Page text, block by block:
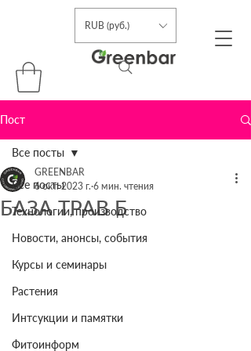
RUB (руб.)
Пост
Все посты
Технологии, производство
Новости, анонсы, события
Курсы и семинары
Растения
Интсукции и памятки
Фитоинформ
Все посты
БАЗА ТРАВ Б
GREENBAR
6 окт. 2023 г. 6 мин. чтения